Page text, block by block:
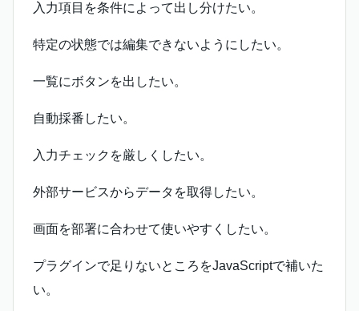
入力項目を条件によって出し分けたい。
特定の状態では編集できないようにしたい。
一覧にボタンを出したい。
自動採番したい。
入力チェックを厳しくしたい。
外部サービスからデータを取得したい。
画面を部署に合わせて使いやすくしたい。
プラグインで足りないところをJavaScriptで補いた
い。